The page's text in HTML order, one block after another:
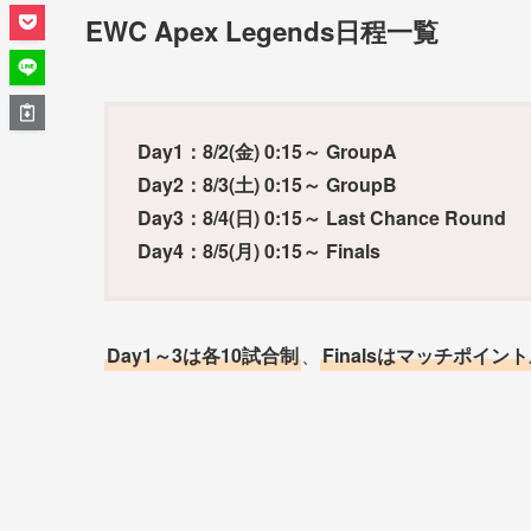
EWC Apex Legends日程一覧
Day1：8/2(金) 0:15～ GroupA
Day2：8/3(土) 0:15～ GroupB
Day3：8/4(日) 0:15～ Last Chance Round
Day4：8/5(月) 0:15～ Finals
Day1～3は各10試合制、 Finalsはマッチポイン